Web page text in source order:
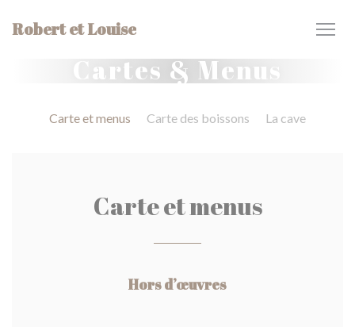
Robert et Louise
Cartes & Menus
Carte et menus Carte des boissons La cave
Carte et menus
Hors d’œuvres